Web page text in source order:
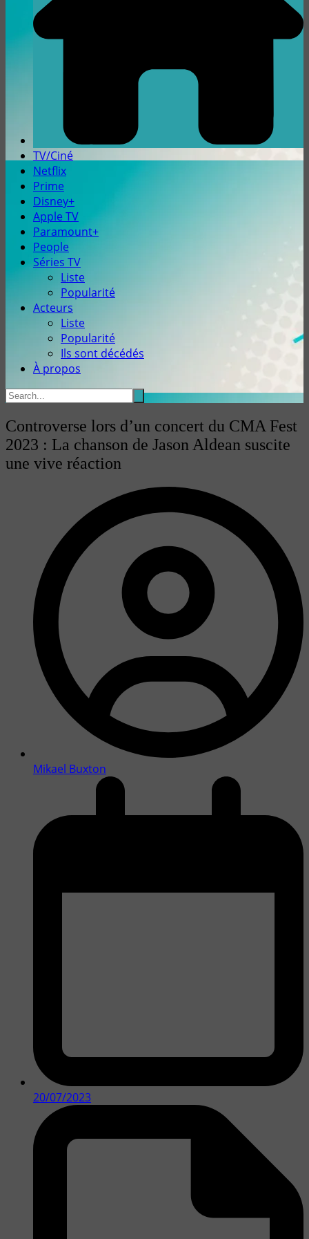
TV/Ciné
Netflix
Prime
Disney+
Apple TV
Paramount+
People
Séries TV
Liste
Popularité
Acteurs
Liste
Popularité
Ils sont décédés
À propos
Controverse lors d’un concert du CMA Fest
2023 : La chanson de Jason Aldean suscite
une vive réaction
Mikael Buxton
20/07/2023